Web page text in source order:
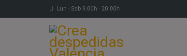
Lun - Sab 9.00h - 20.00h